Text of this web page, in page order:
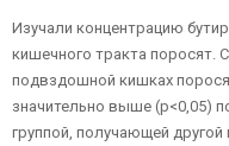
Изучали концентрацию
кишечного тракта поросят.
подвздошной кишках
значительно выше (р<0,05)
группой, получающей